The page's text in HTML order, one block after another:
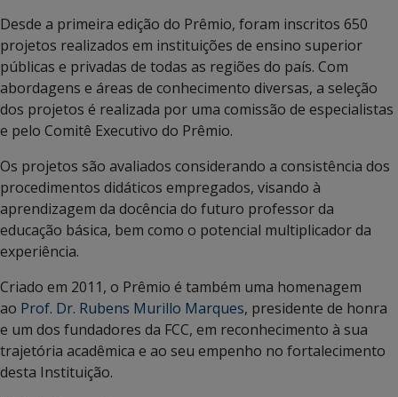
Desde a primeira edição do Prêmio, foram inscritos 650
projetos realizados em instituições de ensino superior
públicas e privadas de todas as regiões do país. Com
abordagens e áreas de conhecimento diversas, a seleção
dos projetos é realizada por uma comissão de especialistas
e pelo Comitê Executivo do Prêmio.
Os projetos são avaliados considerando a consistência dos
procedimentos didáticos empregados, visando à
aprendizagem da docência do futuro professor da
educação básica, bem como o potencial multiplicador da
experiência.
Criado em 2011, o Prêmio é também uma homenagem
ao Prof. Dr. Rubens Murillo Marques, presidente de honra
e um dos fundadores da FCC, em reconhecimento à sua
trajetória acadêmica e ao seu empenho no fortalecimento
desta Instituição.